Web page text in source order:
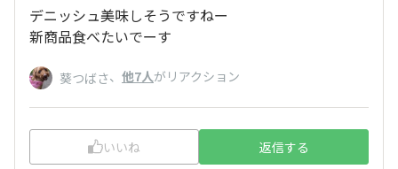
デニッシュ美味しそうですねー
新商品食べたいでーす
葵つばさ、 他7人がリアクション
いいね 返信する